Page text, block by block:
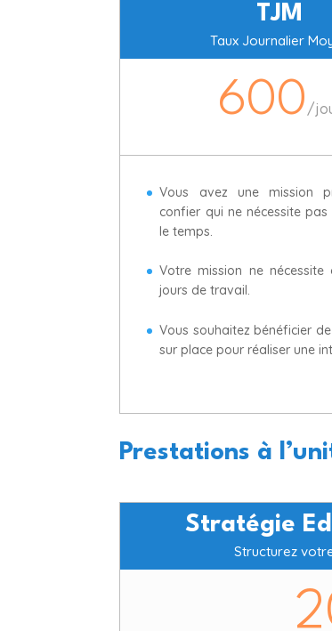
TJM
Taux Journalier
600 /
Vous avez une mission
confier qui ne nécessite
le temps.
Votre mission ne nécessite
jours de travail.
Vous souhaitez bénéficier
sur place pour réaliser une
Prestations à
Stratégie
Structurez